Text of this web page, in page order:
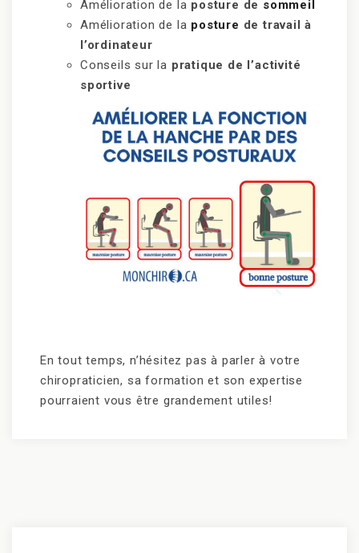
Amélioration de la posture de sommeil
Amélioration de la posture de travail à
l’ordinateur
Conseils sur la pratique de l’activité
sportive
En tout temps, n’hésitez pas à parler à votre
chiropraticien, sa formation et son expertise
pourraient vous être grandement utiles!